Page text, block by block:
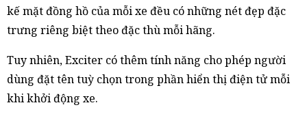
kế mặt đồng hồ của mỗi xe đều có những nét đẹp đặc
trưng riêng biệt theo đặc thù mỗi hãng.
Tuy nhiên, Exciter có thêm tính năng cho phép người
dùng đặt tên tuỳ chọn trong phần hiển thị điện tử mỗi
khi khởi động xe.